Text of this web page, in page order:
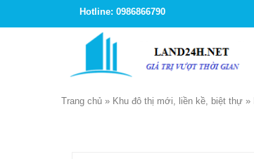
Hotline: 0986866790
Trang chủ » Khu đô thị mới, liền kề, biệt thự »